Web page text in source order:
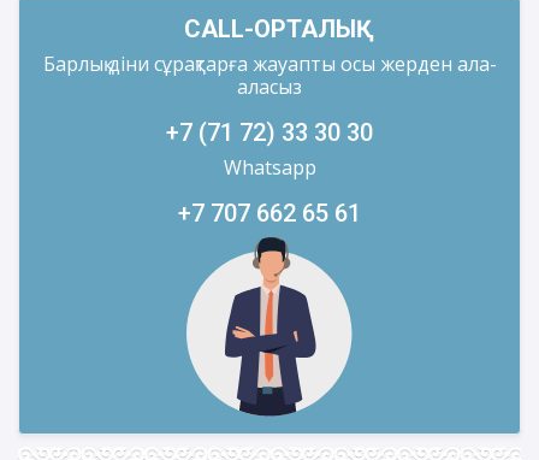
CALL-ОРТАЛЫҚ
Барлық діни сұрақтарға жауапты осы жерден ала-
аласыз
+7 (71 72) 33 30 30
Whatsapp
+7 707 662 65 61